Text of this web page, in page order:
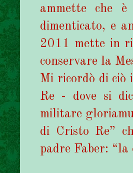
ammette che
dimenticato, e
2011 mette in
conservare la
Mi ricordò di ciò
Re - dove si
militare
di Cristo Re”
padre Faber: “la